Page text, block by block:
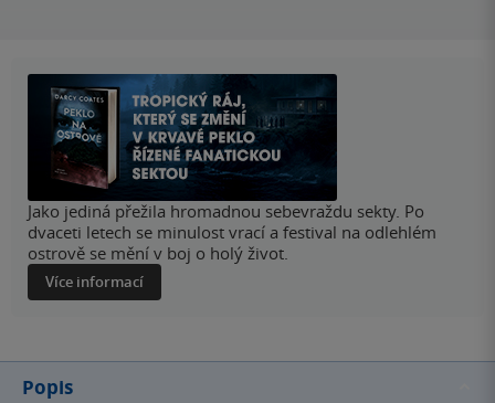
Jako jediná přežila hromadnou sebevraždu sekty. Po
dvaceti letech se minulost vrací a festival na odlehlém
ostrově se mění v boj o holý život.
Více informací
Popis